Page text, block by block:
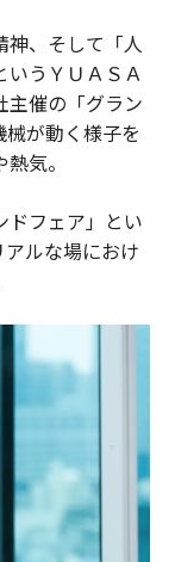
神、そして「人
うＹＵＡＳＡ
主催の「グラン
が動く様子を
気。
ドフェア」とい
ルな場におけ